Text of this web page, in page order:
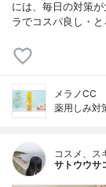
には、毎日の対策
ラでコスパ良し・
メラノCC
薬用しみ対
コスメ、ス
サトウウサ